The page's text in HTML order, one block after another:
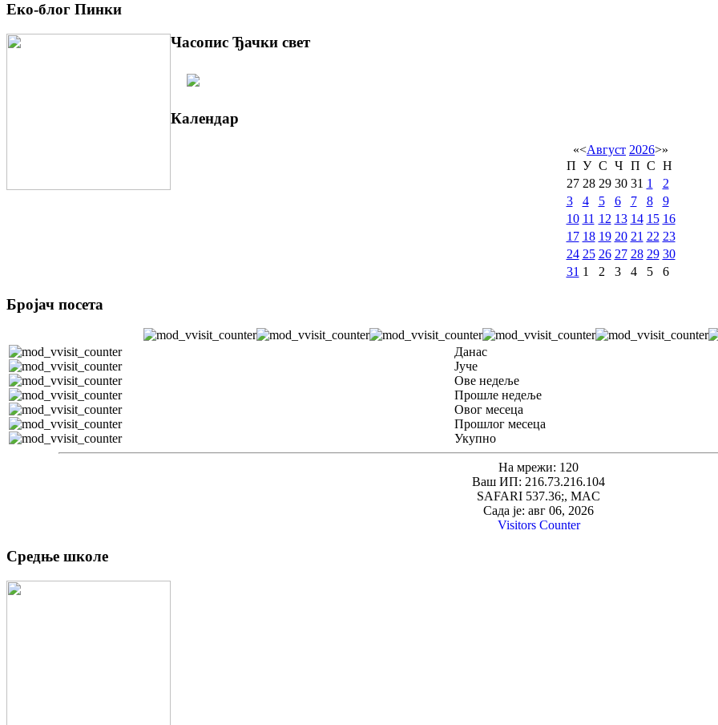
Еко-блог Пинки
Часопис Ђачки свет
Календар
«<Август 2026>»
П У С Ч П С Н
27 28 29 30 31 1
2
3
4 5 6 7 8
9
10 11 12 13 14 15 16
17 18 19 20 21 22 23
24 25 26 27 28 29 30
31 1 2 3 4 5 6
Бројач посета
Данас
Јуче
Ове недеље
Прошле недеље
Овог месеца
Прошлог месеца
Укупно
На мрежи: 120
Ваш ИП: 216.73.216.104
SAFARI 537.36;, MAC
Сада је: авг 06, 2026
Visitors Counter
Средње школе